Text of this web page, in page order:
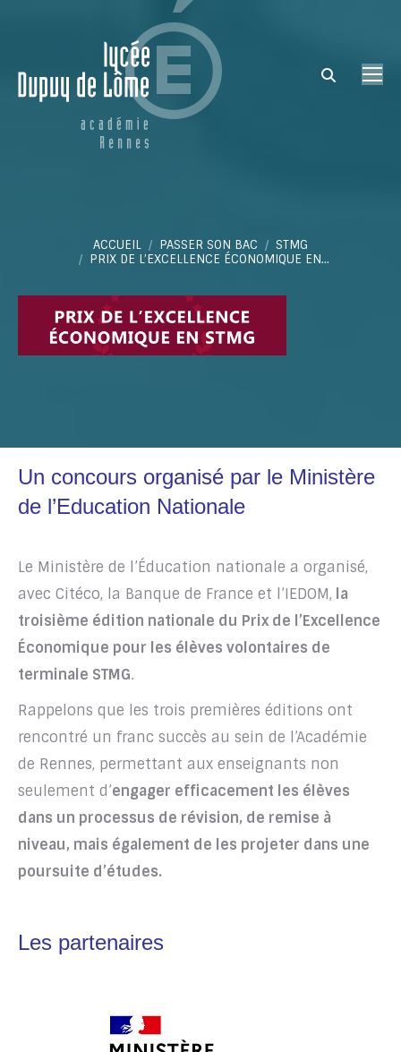
Search:
Vous êtes ici :ACCUEIL PASSER SON BAC
STMG
PRIX DE L’EXCELLENCE ÉCONOMIQUE EN…
Un concours organisé par le Ministère
de l’Education Nationale
Le Ministère de l’Éducation nationale a organisé,
avec Citéco, la Banque de France et l’IEDOM, la
troisième édition nationale du Prix de l’Excellence
Économique pour les élèves volontaires de
terminale STMG.
Rappelons que les trois premières éditions ont
rencontré un franc succès au sein de l’Académie
de Rennes, permettant aux enseignants non
seulement d’engager efficacement les élèves
dans un processus de révision, de remise à
niveau, mais également de les projeter dans une
poursuite d’études.
Les partenaires